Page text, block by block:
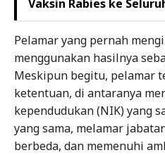
Vaksin Rabies ke
Pelamar yang pernah
menggunakan hasilnya
Meskipun begitu, pelamar
ketentuan, di antaranya
kependudukan (NIK) yang
yang sama, melamar
berbeda, dan memenuhi